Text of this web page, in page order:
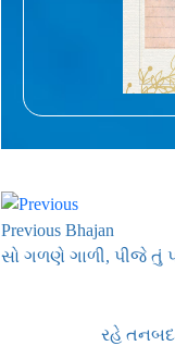
Previous Bhajan
સો ગળણે ગાળી, પીજે તું
રહે